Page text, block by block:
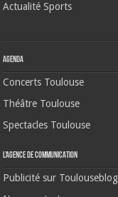
Actualité Sports
Agenda
Concerts Toulouse
Théâtre Toulouse
Spectacles Toulouse
L’agence de communication
Publicité sur Toulouseblog